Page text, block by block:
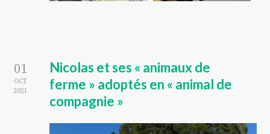
01
OCT
2021
Nicolas et ses « animaux de
ferme » adoptés en « animal de
compagnie »